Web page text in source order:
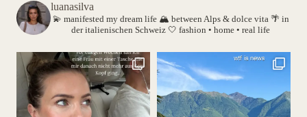
luanasilva
💫 manifested my dream life 🏔️ between Alps & dolce vita 🌴 in
der italienischen Schweiz 🤍 fashion • home • real life